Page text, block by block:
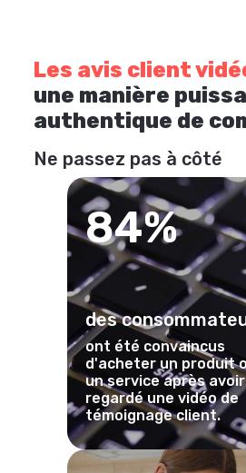
Les avis client
une manière
authentique de
Ne passez pas à côté
84%
des
ont été convaincus
d'acheter un produit
un service après avoir
regardé une vidéo de
témoignage client.